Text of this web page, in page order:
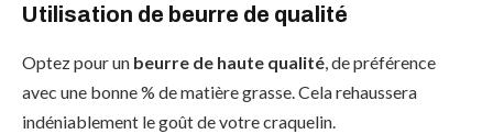
Utilisation de beurre de qualité
Optez pour un beurre de haute qualité, de préférence
avec une bonne % de matière grasse. Cela rehaussera
indéniablement le goût de votre craquelin.